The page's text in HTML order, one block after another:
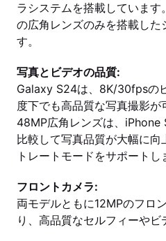
ラシステムを搭載していま
の広角レンズのみを搭載し
す。
写真とビデオの品質:
Galaxy S24は、8K/30fpsの
度下でも高品質な写真撮影
48MP広角レンズは、iPhone
比較して写真品質が大幅に
トレートモードをサポートし
フロントカメラ:
両モデルともに12MPのフロ
り、高品質なセルフィーやビ